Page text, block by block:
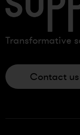
Transformative
Contact us